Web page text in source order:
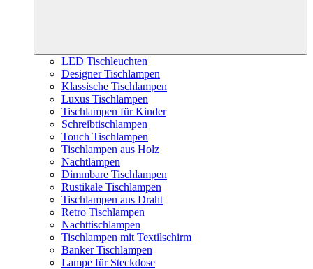
LED Tischleuchten
Designer Tischlampen
Klassische Tischlampen
Luxus Tischlampen
Tischlampen für Kinder
Schreibtischlampen
Touch Tischlampen
Tischlampen aus Holz
Nachtlampen
Dimmbare Tischlampen
Rustikale Tischlampen
Tischlampen aus Draht
Retro Tischlampen
Nachttischlampen
Tischlampen mit Textilschirm
Banker Tischlampen
Lampe für Steckdose